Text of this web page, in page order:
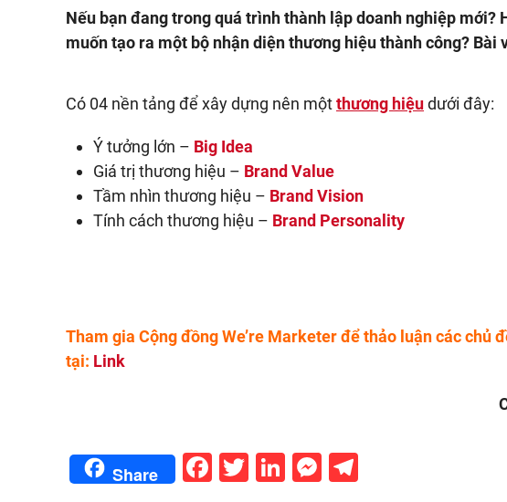
Nếu bạn đang trong quá trình thành lập doanh nghiệp mới?
muốn tạo ra một bộ nhận diện thương hiệu thành công? Bài
Có 04 nền tảng để xây dựng nên mộtthương hiệudưới đây:
Ý tưởng lớn – Big Idea
Giá trị thương hiệu – Brand Value
Tầm nhìn thương hiệu – Brand Vision
Tính cách thương hiệu – Brand Personality
Tham gia Cộng đồng We’re Marketer để thảo luận các chủ
tại: Link
Share Facebook
Twitter
LinkedIn
Messenger